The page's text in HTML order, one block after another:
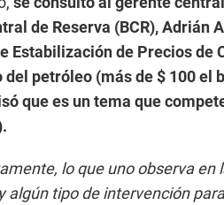
de Reserva (BCR), Adrián
Estabilización de Precios de
del petróleo (más de $ 100 el
que es un tema que
lo que uno observa
algún tipo de intervención